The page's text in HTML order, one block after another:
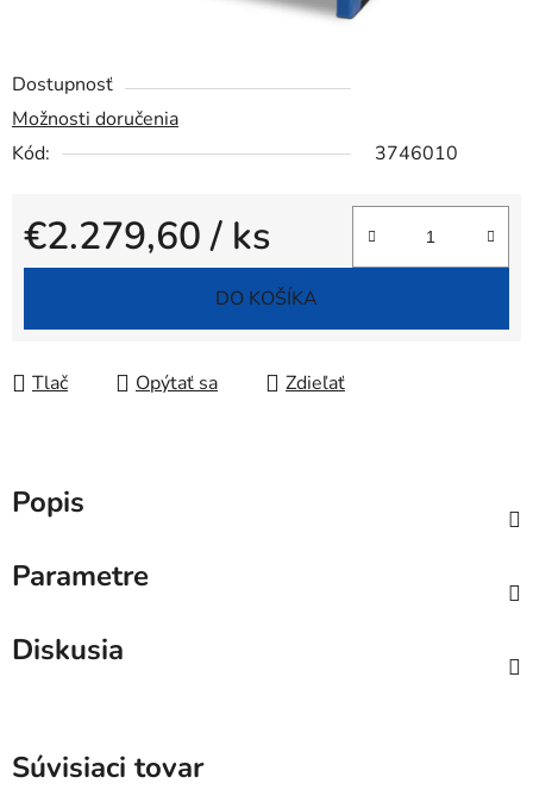
Dostupnosť
Možnosti doručenia
Kód:
3746010
€2.279,60/ ks
Jednotková cena:
DO KOŠÍKA
Tlač Opýtať sa Zdieľať
Popis
Parametre
Diskusia
Súvisiaci tovar